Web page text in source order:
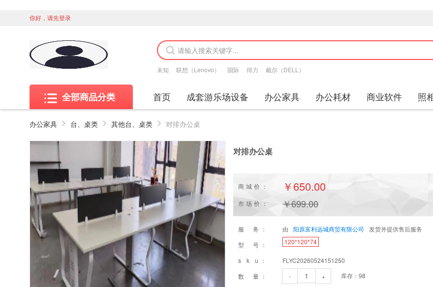
你好，请先登录
未知 联想（Lenovo） 国际 得力 戴尔（DELL）
全部商品分类 首页 成套游乐场设备 办公家具 办公耗材 商业软件 照
办公家具 台、桌类 其他台、桌类 对排办公桌
对排办公桌
商城价： ￥650.00
市场价： ￥699.00
服 务： 由 阳原富利远城商贸有限公司
发货并提供售后服务
型 号：
120*120*74
s k u：
FLYC20260524151250
数 量：
- + 库存： 98